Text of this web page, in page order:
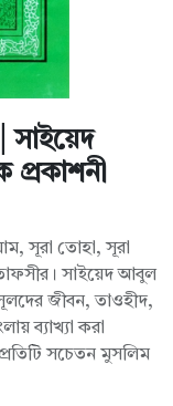
সূরা তোহা, সূরা
সাইয়েদ আবুল
জীবন, তাওহীদ,
ব্যাখ্যা করা
সচেতন মুসলিম